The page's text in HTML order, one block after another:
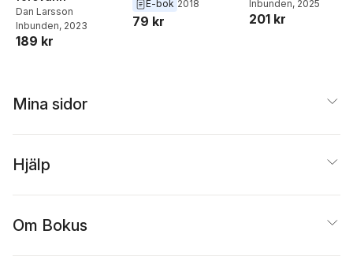
Dan Larsson
Inbunden, 2023
189 kr
E-bok 2018
79 kr
Inbunden, 2025
201 kr
Mina sidor
Hjälp
Om Bokus